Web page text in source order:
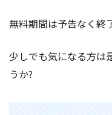
無料期間は予告なく終
少しでも気になる方は
うか?